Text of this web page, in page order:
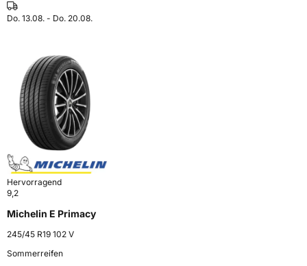
Do. 13.08. - Do. 20.08.
Hervorragend
9,2
Michelin E Primacy
245/45 R19 102 V
Sommerreifen